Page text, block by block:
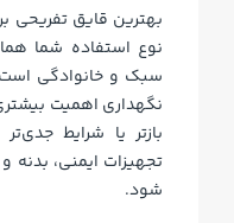
بهترین قایق تفریحی
نوع استفاده شما
سبک و خانوادگی
نگهداری اهمیت
بازتر یا شرایط
تجهیزات ایمنی، بدنه و
شود.